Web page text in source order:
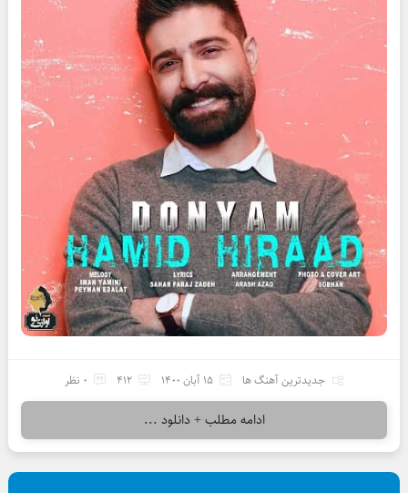
جدیدترین آهنگ ها 15 آبان 1400 412 0 نظر
ادامه مطلب + دانلود ...